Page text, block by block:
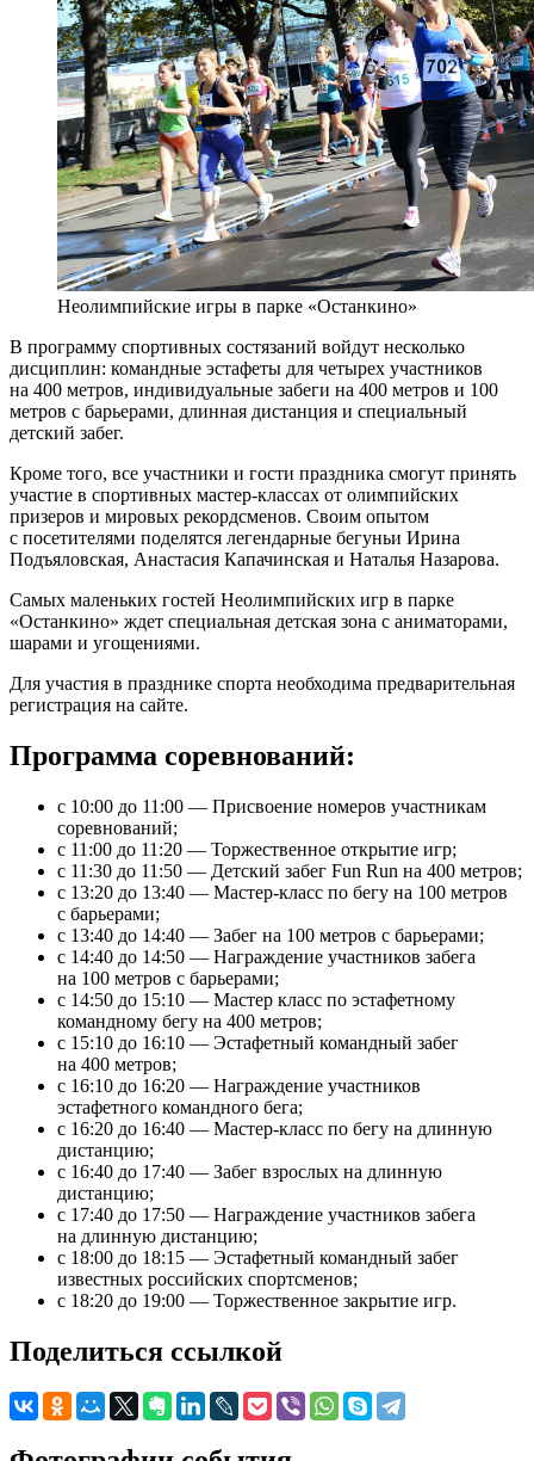
Неолимпийские игры в парке «Останкино»
В программу спортивных состязаний войдут несколько
дисциплин: командные эстафеты для четырех участников
на 400 метров, индивидуальные забеги на 400 метров и 100
метров с барьерами, длинная дистанция и специальный
детский забег.
Кроме того, все участники и гости праздника смогут принять
участие в спортивных мастер-классах от олимпийских
призеров и мировых рекордсменов. Своим опытом
с посетителями поделятся легендарные бегуньи Ирина
Подъяловская, Анастасия Капачинская и Наталья Назарова.
Самых маленьких гостей Неолимпийских игр в парке
«Останкино» ждет специальная детская зона с аниматорами,
шарами и угощениями.
Для участия в празднике спорта необходима предварительная
регистрация на сайте.
Программа соревнований:
с 10:00 до 11:00 — Присвоение номеров участникам
соревнований;
с 11:00 до 11:20 — Торжественное открытие игр;
с 11:30 до 11:50 — Детский забег Fun Run на 400 метров;
с 13:20 до 13:40 — Мастер-класс по бегу на 100 метров
с барьерами;
с 13:40 до 14:40 — Забег на 100 метров с барьерами;
с 14:40 до 14:50 — Награждение участников забега
на 100 метров с барьерами;
с 14:50 до 15:10 — Мастер класс по эстафетному
командному бегу на 400 метров;
с 15:10 до 16:10 — Эстафетный командный забег
на 400 метров;
с 16:10 до 16:20 — Награждение участников
эстафетного командного бега;
с 16:20 до 16:40 — Мастер-класс по бегу на длинную
дистанцию;
с 16:40 до 17:40 — Забег взрослых на длинную
дистанцию;
с 17:40 до 17:50 — Награждение участников забега
на длинную дистанцию;
с 18:00 до 18:15 — Эстафетный командный забег
известных российских спортсменов;
с 18:20 до 19:00 — Торжественное закрытие игр.
Поделиться ссылкой